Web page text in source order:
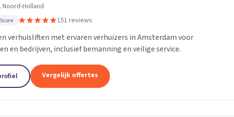
Holland
151 reviews
verhuisliften met ervaren verhuizers in Amsterdam voor
en bedrijven, inclusief bemanning en veilige service.
Vergelijk offertes